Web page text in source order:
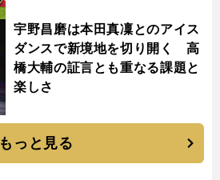
宇野昌磨は本田真凜とのアイス
ダンスで新境地を切り開く 高
橋大輔の証言とも重なる課題と
楽しさ
もっと見る